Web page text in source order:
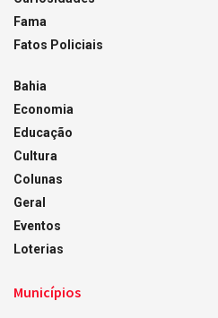
Fama
Fatos Policiais
Bahia
Economia
Educação
Cultura
Colunas
Geral
Eventos
Loterias
Municípios